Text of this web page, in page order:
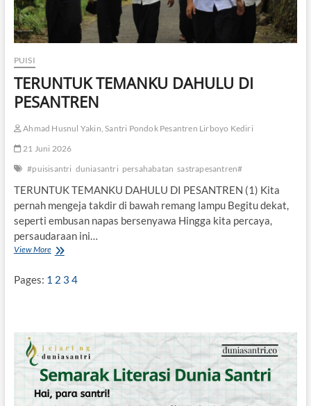
PUISI
TERUNTUK TEMANKU DAHULU DI
PESANTREN
Ahmad Husnul Yakin, Santri Pondok Pesantren Lirboyo Kediri
21 Juni 2026
#puisisantri duniasantri persahabatan sastrapesantren#
TERUNTUK TEMANKU DAHULU DI PESANTREN (1) Kita
pernah mengeja takdir di bawah remang lampu Begitu dekat,
seperti embusan napas bersenyawa Hingga kita percaya,
persaudaraan ini…
View MoreT
R
U
T
E
M
A
N
Pages: 1 2 3 4